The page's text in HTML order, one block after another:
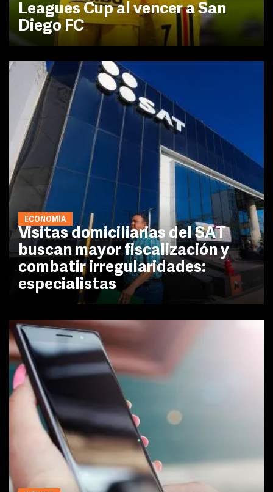
Leagues Cup al vencer a San
Diego FC
ECONOMÍA
Visitas domiciliarias del SAT
buscan mayor fiscalización y
combatir irregularidades:
especialistas